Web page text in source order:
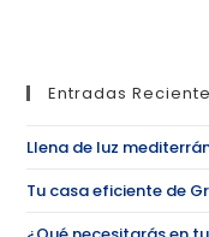
Entradas
Llena de luz
Tu casa eficiente de